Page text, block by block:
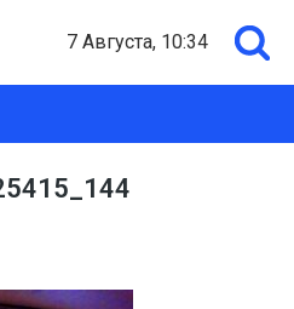
7 Августа, 10:34